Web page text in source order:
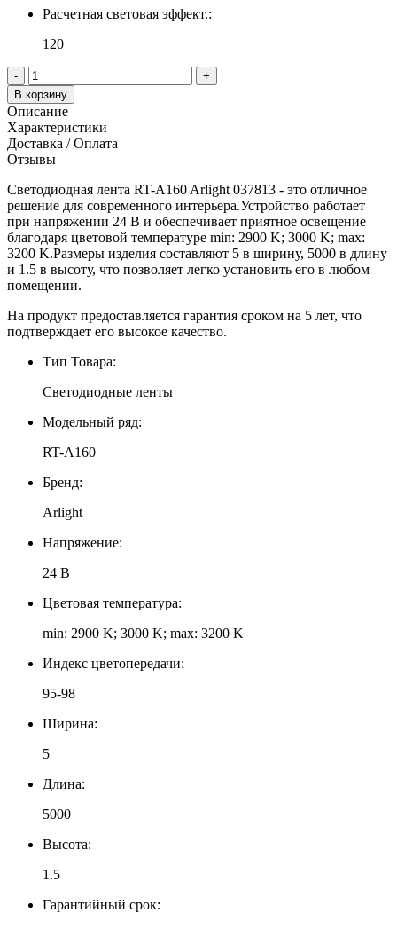
Расчетная световая эффект.:
120
-
+
В корзину
Описание
Характеристики
Доставка / Оплата
Отзывы
Светодиодная лента RT-A160 Arlight 037813 - это отличное
решение для современного интерьера.Устройство работает
при напряжении 24 В и обеспечивает приятное освещение
благодаря цветовой температуре min: 2900 K; 3000 K; max:
3200 K.Размеры изделия составляют 5 в ширину, 5000 в длину
и 1.5 в высоту, что позволяет легко установить его в любом
помещении.
На продукт предоставляется гарантия сроком на 5 лет, что
подтверждает его высокое качество.
Тип Товара:
Светодиодные ленты
Модельный ряд:
RT-A160
Бренд:
Arlight
Напряжение:
24 В
Цветовая температура:
min: 2900 K; 3000 K; max: 3200 K
Индекс цветопередачи:
95-98
Ширина:
5
Длина:
5000
Высота:
1.5
Гарантийный срок: